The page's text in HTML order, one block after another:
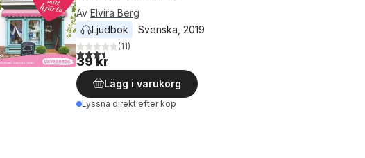
Av Elvira Berg
Ljudbok
Svenska 2019
3,4utav 5 stjärnor. Totalt antal röster:
(11)
39 kr
Lägg i varukorg
Lyssna direkt efter köp